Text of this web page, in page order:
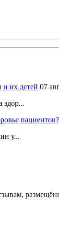
их детей 07
здор...
пациентов?
у...